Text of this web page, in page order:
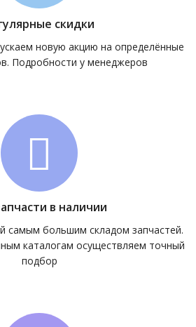
скидки
новую акцию на определённые
Подробности у менеджеров
в наличии
самым большим складом запчастей.
каталогам осуществляем точный
подбор